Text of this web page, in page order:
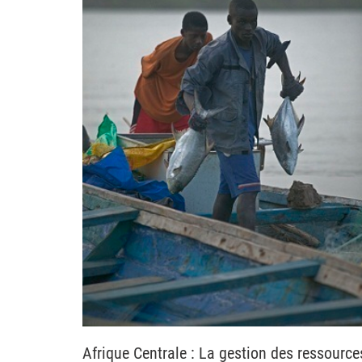
Afrique Centrale : La gestion des